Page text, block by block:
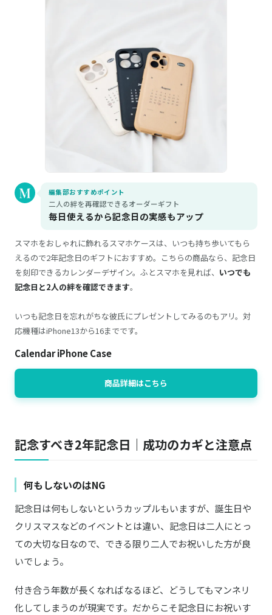
編集部おすすめポイント
二人の絆を再確認できるオーダーギフト
毎日使えるから記念日の実感もアップ
スマホをおしゃれに飾れるスマホケースは、いつも持ち歩いてもら
えるので2年記念日のギフトにおすすめ。こちらの商品なら、記念日
を刻印できるカレンダーデザイン。ふとスマホを見れば、 いつでも
記念日と2人の絆を確認できます。
いつも記念日を忘れがちな彼氏にプレゼントしてみるのもアリ。対
応機種はiPhone13から16までです。
Calendar iPhone Case
商品詳細はこちら
記念すべき2年記念日｜成功のカギと注意点
何もしないのはNG
記念日は何もしないというカップルもいますが、誕生日や
クリスマスなどのイベントとは違い、記念日は二人にとっ
ての大切な日なので、できる限り二人でお祝いした方が良
いでしょう。
付き合う年数が長くなればなるほど、どうしてもマンネリ
化してしまうのが現実です。だからこそ記念日にお祝いす